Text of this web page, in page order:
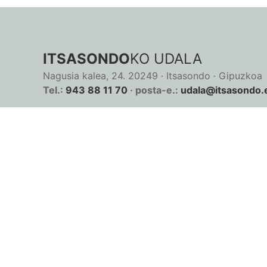
ITSASONDOKO UDALA
Nagusia kalea, 24. 20249 · Itsasondo · Gipuzkoa
Tel.: 943 88 11 70 · posta-e.: